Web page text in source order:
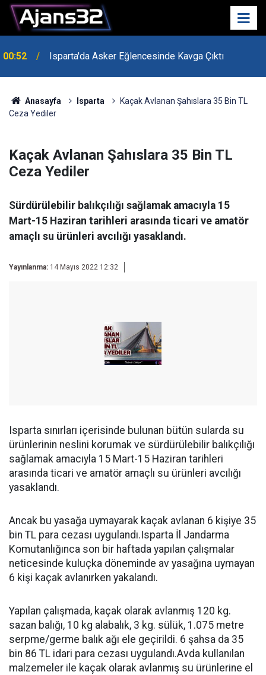
00:52 Isparta'da Asker Eğlencesinde Kavga Çıktı
Anasayfa Isparta
Kaçak Avlanan Şahıslara 35 Bin TL
Ceza Yediler
Kaçak Avlanan Şahıslara 35 Bin TL
Ceza Yediler
Sürdürülebilir balıkçılığı sağlamak amacıyla 15
Mart-15 Haziran tarihleri arasında ticari ve amatör
amaçlı su ürünleri avcılığı yasaklandı.
Yayınlanma: 14 Mayıs 2022 12:32
Isparta sınırları içerisinde bulunan bütün sularda su
ürünlerinin neslini korumak ve sürdürülebilir balıkçılığı
sağlamak amacıyla 15 Mart-15 Haziran tarihleri
arasında ticari ve amatör amaçlı su ürünleri avcılığı
yasaklandı.
Ancak bu yasağa uymayarak kaçak avlanan 6 kişiye 35
bin TL para cezası uygulandı.Isparta İl Jandarma
Komutanlığınca son bir haftada yapılan çalışmalar
neticesinde kuluçka döneminde av yasağına uymayan
6 kişi kaçak avlanırken yakalandı.
Yapılan çalışmada, kaçak olarak avlanmış 120 kg.
sazan balığı, 10 kg alabalık, 3 kg. sülük, 1.075 metre
serpme/germe balık ağı ele geçirildi. 6 şahsa da 35
bin 86 TL idari para cezası uygulandı.Avda kullanılan
malzemeler ile kaçak olarak avlanmış su ürünlerine el